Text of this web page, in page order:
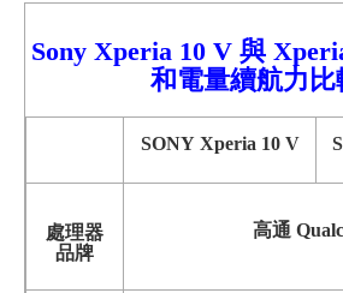
Sony Xperia 10 V 與
和電量續航力比
SONY Xperia 10 V
處理器
品牌
高通